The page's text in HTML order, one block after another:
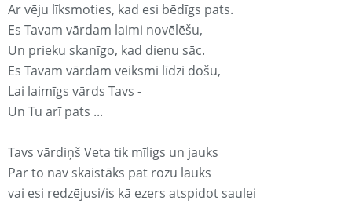
Ar vēju līksmoties, kad esi bēdīgs pats.
Es Tavam vārdam laimi novēlēšu,
Un prieku skanīgo, kad dienu sāc.
Es Tavam vārdam veiksmi līdzi došu,
Lai laimīgs vārds Tavs -
Un Tu arī pats ...
Tavs vārdiņš Veta tik mīligs un jauks
Par to nav skaistāks pat rozu lauks
vai esi redzējusi/is kā ezers atspidot saulei